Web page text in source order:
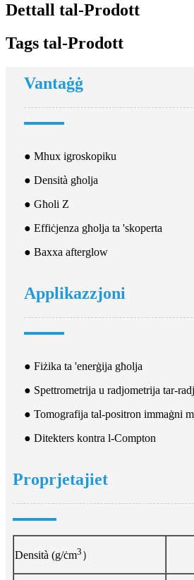
Dettall tal-Prodott
Tags tal-Prodott
Vantaġġ
● Mhux igroskopiku
● Densità għolja
● Għoli Z
● Effiċjenza għolja ta 'skoperta
● Baxxa afterglow
Applikazzjoni
● Fiżika ta 'enerġija għolja
● Spettrometrija u radjometrija tar-
● Tomografija tal-positron immaġni
● Ditekters kontra l-Compton
Proprjetajiet
Densità (g/ċm3 ）